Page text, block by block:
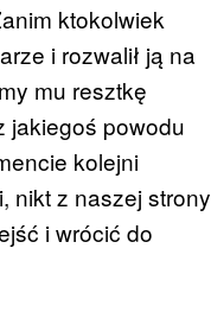
ktokolwiek
i rozwalił ją na
mu resztkę
jakiegoś powodu
kolejni
nikt z naszej strony
i wrócić do